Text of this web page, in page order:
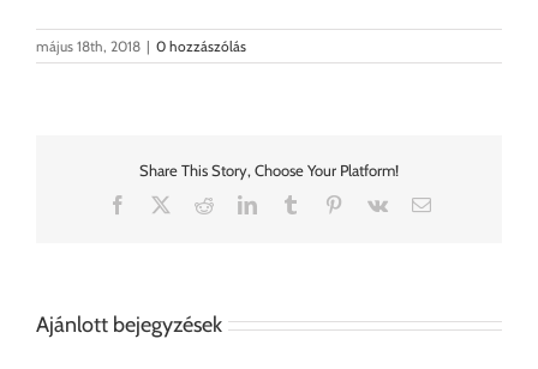
május 18th, 2018 | 0 hozzászólás
Share This Story, Choose Your Platform!
Facebook
RedditLinkedInTumblr Pinterest
Vk Email:
Ajánlott bejegyzések